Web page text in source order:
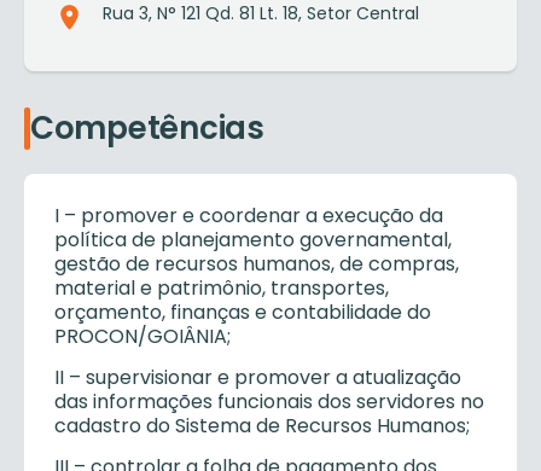
Rua 3, N° 121 Qd. 81 Lt. 18, Setor Central
Competências
I – promover e coordenar a execução da
política de planejamento governamental,
gestão de recursos humanos, de compras,
material e patrimônio, transportes,
orçamento, finanças e contabilidade do
PROCON/GOIÂNIA;
II – supervisionar e promover a atualização
das informações funcionais dos servidores no
cadastro do Sistema de Recursos Humanos;